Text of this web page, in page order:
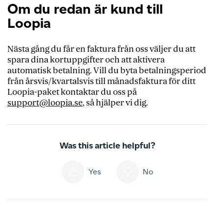
Om du redan är kund till
Loopia
Nästa gång du får en faktura från oss väljer du att
spara dina kortuppgifter och att aktivera
automatisk betalning. Vill du byta betalningsperiod
från årsvis/kvartalsvis till månadsfaktura för ditt
Loopia-paket kontaktar du oss på
support@loopia.se, så hjälper vi dig.
Was this article helpful?
Yes No